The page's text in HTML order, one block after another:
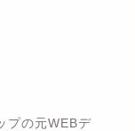
プの元WEBデ